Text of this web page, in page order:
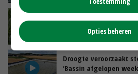
Limburgse mais van
VANDAAG, 10:00
Droogte veroorzaakt
‘Bassin afgelopen
Opties beheren